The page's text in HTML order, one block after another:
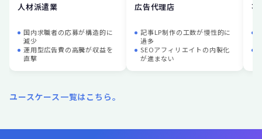
人材派遣業
国内求職者の応募が構造的に
減少
運用型広告費の高騰が収益を
直撃
広告代理店
記事LP制作の工数が慢性的に
過多
SEOアフィリエイトの内製化
が進まない
不
ユースケース一覧はこちら。